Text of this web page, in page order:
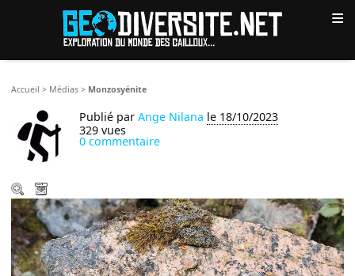
≡
Accueil > Médias > Monzosyénite
Publié parAnge Nilana le 18/10/2023
329 vues
0 commentaire